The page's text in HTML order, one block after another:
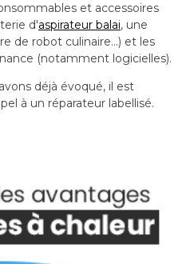
et accessoires
d'aspirateur balai, une
de robot culinaire...) et les
(notamment logicielles).
déjà évoqué, il est
à un réparateur labellisé.